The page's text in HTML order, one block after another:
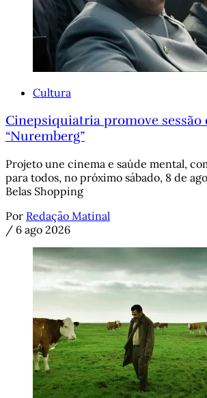
Cultura
Cinepsiquiatria promove sessão
“Nuremberg”
Projeto une cinema e saúde mental,
para todos, no próximo sábado, 8 de
Belas Shopping
Por Redação Matinal
/ 6 ago 2026